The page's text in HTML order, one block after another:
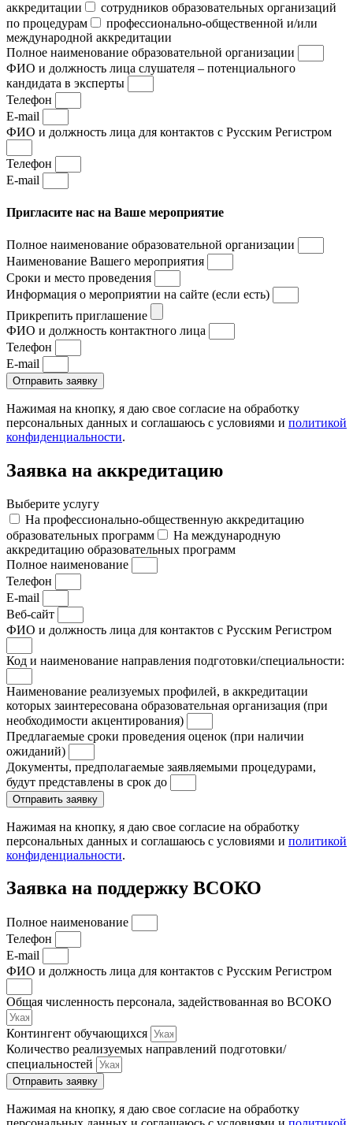
аккредитации
сотрудников образовательных организаций
по процедурам
профессионально-общественной и/или
международной аккредитации
Полное наименование образовательной организации
ФИО и должность лица слушателя – потенциального
кандидата в эксперты
Телефон
E-mail
ФИО и должность лица для контактов с Русским Регистром
Телефон
E-mail
Пригласите нас на Ваше мероприятие
Полное наименование образовательной организации
Наименование Вашего мероприятия
Сроки и место проведения
Информация о мероприятии на сайте (если есть)
Прикрепить приглашение
ФИО и должность контактного лица
Телефон
E-mail
Отправить заявку
Нажимая на кнопку, я даю свое согласие на обработку
персональных данных и соглашаюсь с условиями и политикой
конфиденциальности.
Заявка на аккредитацию
Выберите услугу
На профессионально-общественную аккредитацию
образовательных программ
На международную
аккредитацию образовательных программ
Полное наименование
Телефон
E-mail
Веб-сайт
ФИО и должность лица для контактов с Русским Регистром
Код и наименование направления подготовки/специальности:
Наименование реализуемых профилей, в аккредитации
которых заинтересована образовательная организация (при
необходимости акцентирования)
Предлагаемые сроки проведения оценок (при наличии
ожиданий)
Документы, предполагаемые заявляемыми процедурами,
будут представлены в срок до
Отправить заявку
Нажимая на кнопку, я даю свое согласие на обработку
персональных данных и соглашаюсь с условиями и политикой
конфиденциальности.
Заявка на поддержку ВСОКО
Полное наименование
Телефон
E-mail
ФИО и должность лица для контактов с Русским Регистром
Общая численность персонала, задействованная во ВСОКО
Контингент обучающихся
Количество реализуемых направлений подготовки/
специальностей
Отправить заявку
Нажимая на кнопку, я даю свое согласие на обработку